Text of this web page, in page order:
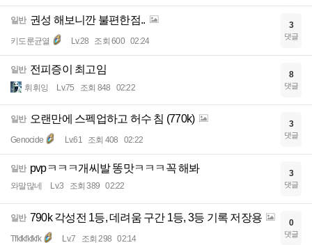
일반 권성 해보니깐 불편한점..
키도룬균열 Lv.28 조회 600 02:24
3
댓글
일반 전피증이 최고임
휘휘잉 Lv.75 조회 848 02:22
8
댓글
일반 오랜만에 스펙업하고 허수 침 (770k)
Genocide Lv.61 조회 408 02:22
3
댓글
일반 pvpㅋㅋㅋ개씨발 똥맛ㅋㅋㅋ꼭 해봐
와말많네 Lv.3 조회 389 02:22
3
댓글
일반 790k 각성전 1등, 데려움 구간 1등, 3등 기록 저장용
Tfkfkfkfkfk Lv.7 조회 298 02:14
0
댓글